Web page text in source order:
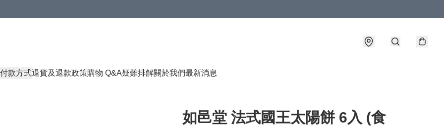
付款方式退貨及退款政策購物 Q&A疑難排解關於我們最新消息
如邑堂 法式國王太陽餅 6入 (食